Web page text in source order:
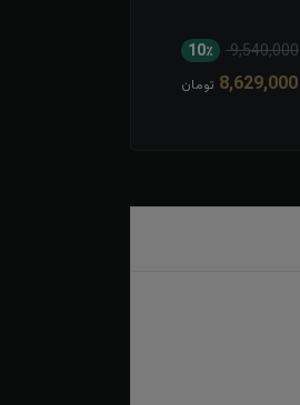
9,540,000 10٪
8,629,000 تومان